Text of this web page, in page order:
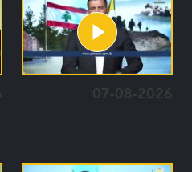
07-08-2026